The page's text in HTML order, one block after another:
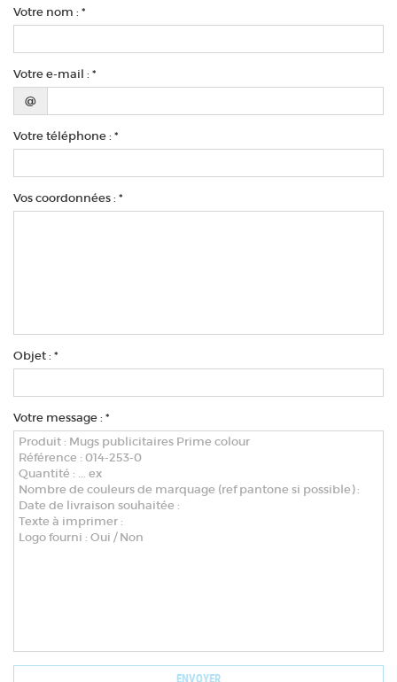
Votre nom : *
Votre e-mail : *
@
Votre téléphone : *
Vos coordonnées : *
Objet : *
Votre message : *